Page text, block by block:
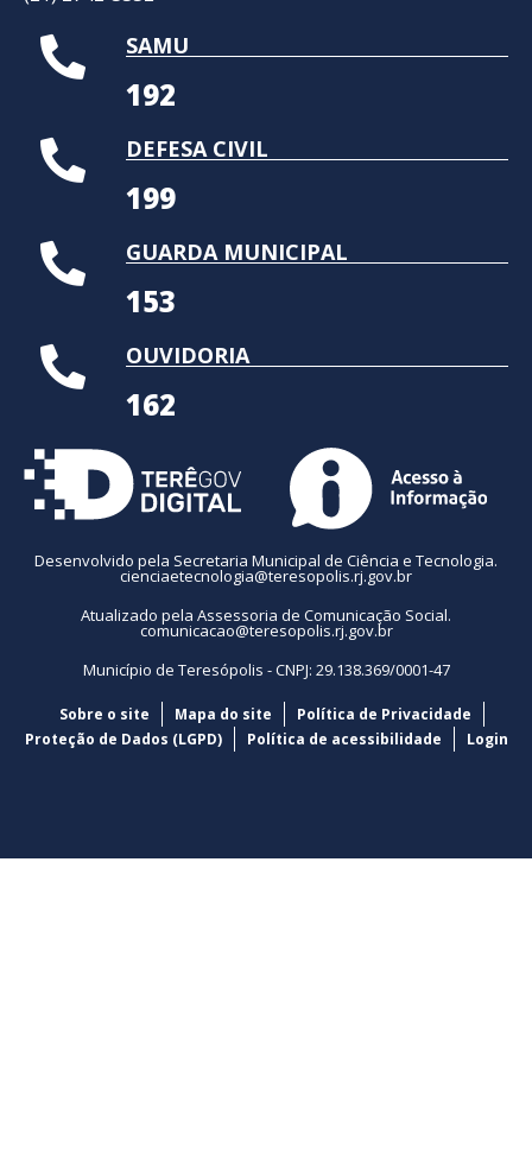
SAMU
192
DEFESA CIVIL
199
GUARDA MUNICIPAL
153
OUVIDORIA
162
Desenvolvido pela Secretaria Municipal de Ciência e Tecnologia.
cienciaetecnologia@teresopolis.rj.gov.br
Atualizado pela Assessoria de Comunicação Social.
comunicacao@teresopolis.rj.gov.br
Município de Teresópolis - CNPJ: 29.138.369/0001-47
Sobre o site Mapa do site
Política de Privacidade
Proteção de Dados (LGPD)
Política de acessibilidade Login